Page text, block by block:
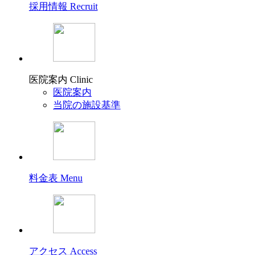
採用情報 Recruit
医院案内 Clinic
医院案内
当院の施設基準
料金表 Menu
アクセス Access